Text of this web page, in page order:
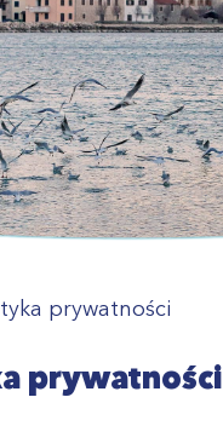
prywatności
prywatności